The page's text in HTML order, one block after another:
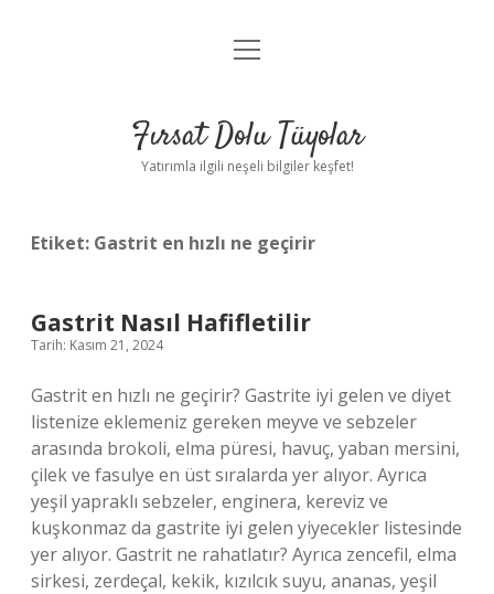
Gizlilik Politikası
Yasal Uyarı
menüyü
Fırsat Dolu Tüyolar
Yatırımla ilgili neşeli bilgiler keşfet!
Etiket: Gastrit en hızlı ne geçirir
Gastrit Nasıl Hafifletilir
Tarih: Kasım 21, 2024
Gastrit en hızlı ne geçirir? Gastrite iyi gelen ve diyet
listenize eklemeniz gereken meyve ve sebzeler
arasında brokoli, elma püresi, havuç, yaban mersini,
çilek ve fasulye en üst sıralarda yer alıyor. Ayrıca
yeşil yapraklı sebzeler, enginera, kereviz ve
kuşkonmaz da gastrite iyi gelen yiyecekler listesinde
yer alıyor. Gastrit ne rahatlatır? Ayrıca zencefil, elma
sirkesi, zerdeçal, kekik, kızılcık suyu, ananas, yeşil